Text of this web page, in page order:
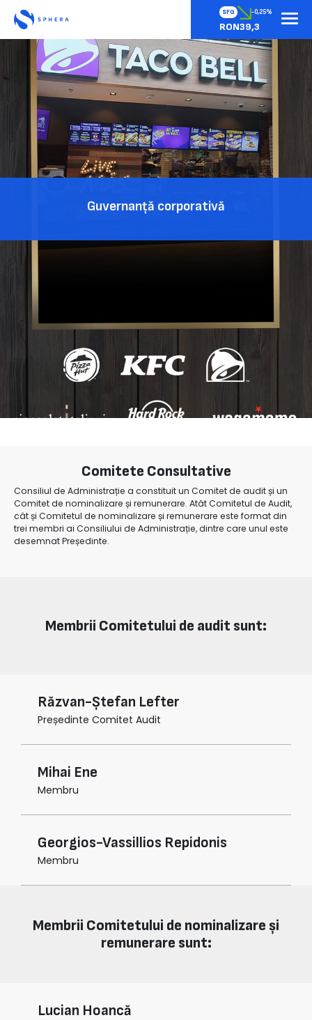
SFG -0,25%
RON39,3
Guvernanță corporativă
Comitete Consultative
Consiliul de Administrație a constituit un Comitet de audit și un
Comitet de nominalizare și remunerare. Atât Comitetul de Audit,
cât și Comitetul de nominalizare și remunerare este format din
trei membri ai Consiliului de Administrație, dintre care unul este
desemnat Președinte.
Membrii Comitetului de audit sunt:
Răzvan-Ștefan Lefter
Președinte Comitet Audit
Mihai Ene
Membru
Georgios-Vassillios Repidonis
Membru
Membrii Comitetului de nominalizare și
remunerare sunt:
Lucian Hoancă